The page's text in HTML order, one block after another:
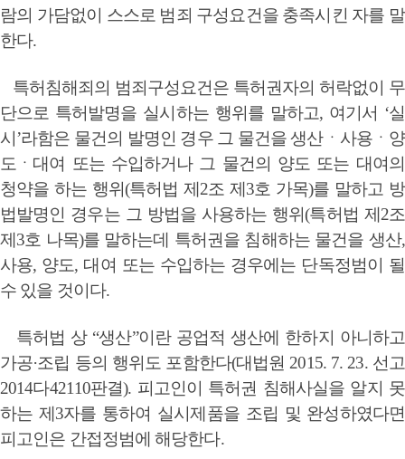
람의 가담없이 스스로 범죄 구성요건을 충족시킨 자를 말
한다.
특허침해죄의 범죄구성요건은 특허권자의 허락없이 무
단으로 특허발명을 실시하는 행위를 말하고, 여기서 ‘실
시’라함은 물건의 발명인 경우 그 물건을 생산ㆍ사용ㆍ양
도ㆍ대여 또는 수입하거나 그 물건의 양도 또는 대여의
청약을 하는 행위(특허법 제2조 제3호 가목)를 말하고 방
법발명인 경우는 그 방법을 사용하는 행위(특허법 제2조
제3호 나목)를 말하는데 특허권을 침해하는 물건을 생산,
사용, 양도, 대여 또는 수입하는 경우에는 단독정범이 될
수 있을 것이다.
특허법 상 “생산”이란 공업적 생산에 한하지 아니하고
가공·조립 등의 행위도 포함한다(대법원 2015. 7. 23. 선고
2014다42110판결). 피고인이 특허권 침해사실을 알지 못
하는 제3자를 통하여 실시제품을 조립 및 완성하였다면
피고인은 간접정범에 해당한다.